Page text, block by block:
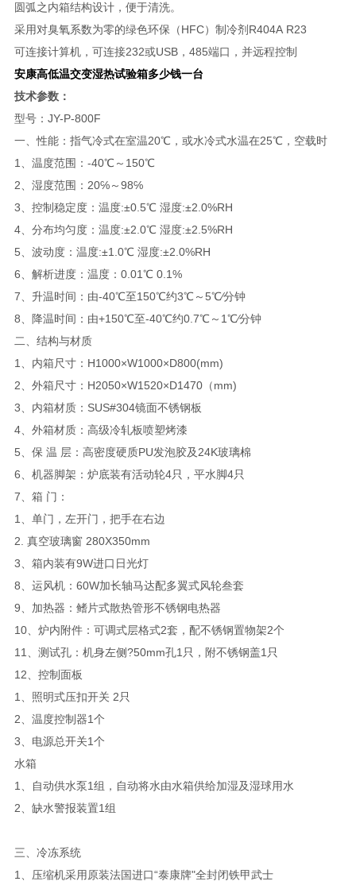
圆弧之内箱结构设计，便于清洗。
采用对臭氧系数为零的绿色环保（HFC）制冷剂R404A R23
可连接计算机，可连接232或USB，485端口，并远程控制
安康高低温交变湿热试验箱多少钱一台
技术参数：
型号：JY-P-800F
一、性能：指气冷式在室温20℃，或水冷式水温在25℃，空载时
1、温度范围：-40℃～150℃
2、湿度范围：20℅～98℅
3、控制稳定度：温度:±0.5℃ 湿度:±2.0%RH
4、分布均匀度：温度:±2.0℃ 湿度:±2.5%RH
5、波动度：温度:±1.0℃ 湿度:±2.0%RH
6、解析进度：温度：0.01℃ 0.1%
7、升温时间：由-40℃至150℃约3℃～5℃∕分钟
8、降温时间：由+150℃至-40℃约0.7℃～1℃∕分钟
二、结构与材质
1、内箱尺寸：H1000×W1000×D800(mm)
2、外箱尺寸：H2050×W1520×D1470（mm)
3、内箱材质：SUS#304镜面不锈钢板
4、外箱材质：高级冷轧板喷塑烤漆
5、保 温 层：高密度硬质PU发泡胶及24K玻璃棉
6、机器脚架：炉底装有活动轮4只，平水脚4只
7、箱 门：
1、单门，左开门，把手在右边
2. 真空玻璃窗 280X350mm
3、箱内装有9W进口日光灯
8、运风机：60W加长轴马达配多翼式风轮叁套
9、加热器：鳍片式散热管形不锈钢电热器
10、炉内附件：可调式层格式2套，配不锈钢置物架2个
11、测试孔：机身左侧?50mm孔1只，附不锈钢盖1只
12、控制面板
1、照明式压扣开关 2只
2、温度控制器1个
3、电源总开关1个
水箱
1、自动供水泵1组，自动将水由水箱供给加湿及湿球用水
2、缺水警报装置1组
三、冷冻系统
1、压缩机采用原装法国进口“泰康牌"全封闭铁甲武士